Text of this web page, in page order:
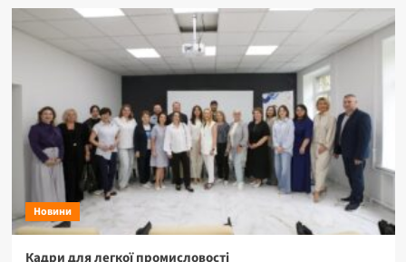
Новини
Кадри для легкої промисловості